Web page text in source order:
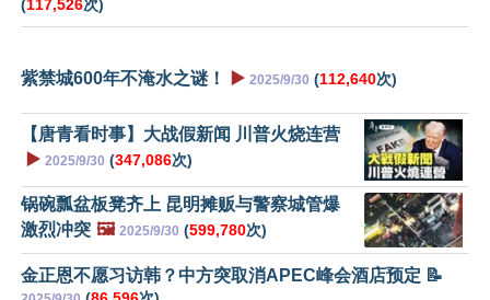
(117,526次)
紫禁城600年不淹水之谜！ ▶️ 2025/9/30 (112,640次)
【唐青看时事】大战假新闻 川普火烧连营
▶️ 2025/9/30 (347,086次)
锅碗瓢盆板凳齐上 昆明摊贩与警察城管爆
激烈冲突 🖼️ 2025/9/30 (599,780次)
金正恩不愿习访韩？中方突取消APEC峰会酒店预定 📝